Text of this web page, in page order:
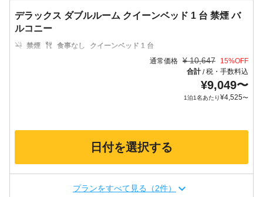
デラックス ダブルルーム クイーンベッド 1 台 禁煙 バ
ルコニー
禁煙 食事なし
クイーンベッド 1 台
通常価格 ¥ 10,647 15%OFF
合計/税・手数料込
¥9,049〜
1泊1名あたり¥4,525〜
日付を選択する
プランをすべて見る（2件）